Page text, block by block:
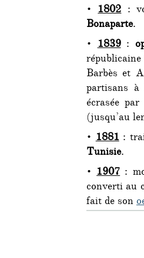
•1802 :
Bonaparte.
•1839 :
Barbès et
partisans à
écrasée
(jusqu’au
•1881 :
Tunisie.
•1907 :
converti au
fait de son